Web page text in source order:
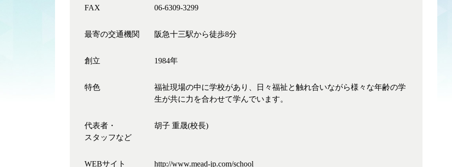
FAX 06-6309-3299
最寄の交通機関 阪急十三駅から徒歩8分
創立 1984年
特色
福祉現場の中に学校があり、日々福祉と触れ合いながら様々な年齢の学
生が共に力を合わせて学んでいます。
代表者・
スタッフなど
胡子 重晟(校長)
WEBサイト http://www.mead-jp.com/school